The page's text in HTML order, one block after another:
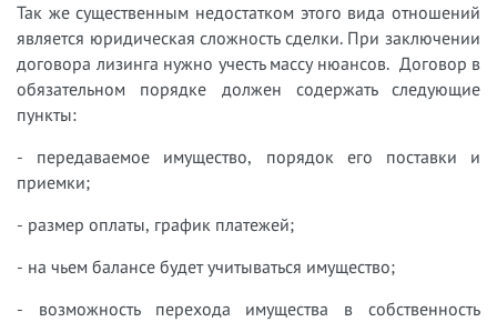
Так же существенным недостатком этого вида отношений
является юридическая сложность сделки. При заключении
договора лизинга нужно учесть массу нюансов. Договор в
обязательном порядке должен содержать следующие
пункты:
- передаваемое имущество, порядок его поставки и
приемки;
- размер оплаты, график платежей;
- на чьем балансе будет учитываться имущество;
- возможность перехода имущества в собственность